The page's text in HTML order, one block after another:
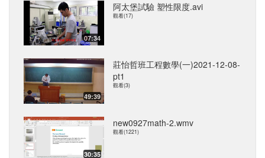
07:34
阿太堡試驗 塑性限度.avi
觀看(17)
49:39
莊怡哲班工程數學(一)2021-12-08-
pt1
觀看(3)
30:35
new0927math-2.wmv
觀看(1221)